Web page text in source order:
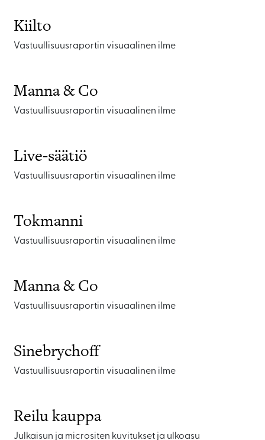
Kiilto
Vastuullisuusraportin visuaalinen ilme
Manna & Co
Vastuullisuusraportin visuaalinen ilme
Live-säätiö
Vastuullisuusraportin visuaalinen ilme
Tokmanni
Vastuullisuusraportin visuaalinen ilme
Manna & Co
Vastuullisuusraportin visuaalinen ilme
Sinebrychoff
Vastuullisuusraportin visuaalinen ilme
Reilu kauppa
Julkaisun ja micrositen kuvitukset ja ulkoasu